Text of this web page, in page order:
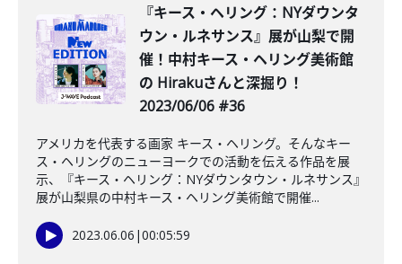
『キース・ヘリング：NYダウンタ
ウン・ルネサンス』展が山梨で開
催！中村キース・ヘリング美術館
の Hirakuさんと深掘り！
2023/06/06 #36
アメリカを代表する画家 キース・ヘリング。そんなキー
ス・ヘリングのニューヨークでの活動を伝える作品を展
示、『キース・ヘリング：NYダウンタウン・ルネサンス』
展が山梨県の中村キース・ヘリング美術館で開催...
2023.06.06 |00:05:59